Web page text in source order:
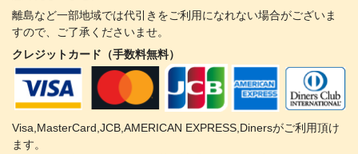
離島など一部地域では代引きをご利用になれない場合がございま
すので、ご了承くださいませ。
クレジットカード（手数料無料）
Visa,MasterCard,JCB,AMERICAN EXPRESS,Dinersがご利用頂け
ます。